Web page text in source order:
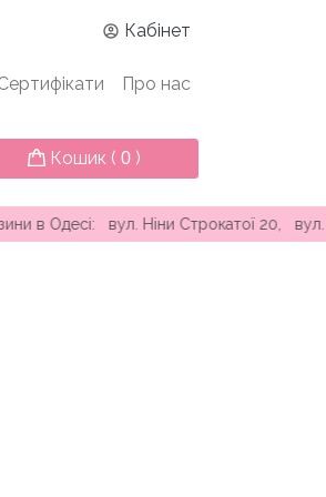
Кабінет
Про нас
Кошик ( 0 )
Ніни Строкатої 20, вул.